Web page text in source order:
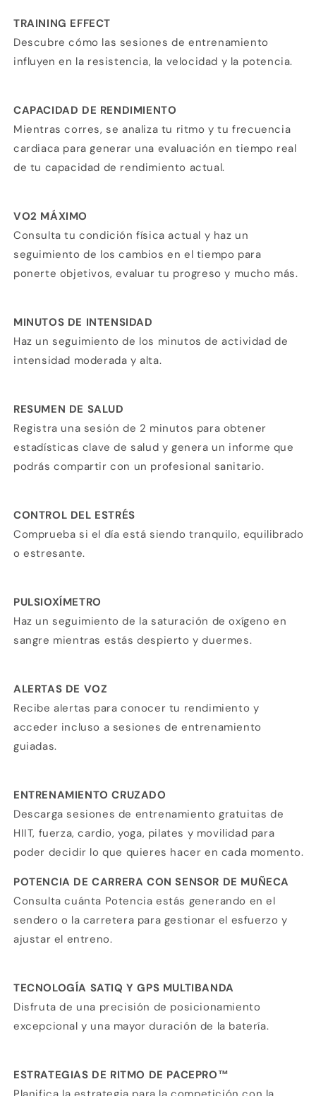
TRAINING EFFECT
Descubre cómo las sesiones de entrenamiento
influyen en la resistencia, la velocidad y la potencia.
CAPACIDAD DE RENDIMIENTO
Mientras corres, se analiza tu ritmo y tu frecuencia
cardiaca para generar una evaluación en tiempo real
de tu capacidad de rendimiento actual.
VO2 MÁXIMO
Consulta tu condición física actual y haz un
seguimiento de los cambios en el tiempo para
ponerte objetivos, evaluar tu progreso y mucho más.
MINUTOS DE INTENSIDAD
Haz un seguimiento de los minutos de actividad de
intensidad moderada y alta.
RESUMEN DE SALUD
Registra una sesión de 2 minutos para obtener
estadísticas clave de salud y genera un informe que
podrás compartir con un profesional sanitario.
CONTROL DEL ESTRÉS
Comprueba si el día está siendo tranquilo, equilibrado
o estresante.
PULSIOXÍMETRO
Haz un seguimiento de la saturación de oxígeno en
sangre mientras estás despierto y duermes.
ALERTAS DE VOZ
Recibe alertas para conocer tu rendimiento y
acceder incluso a sesiones de entrenamiento
guiadas.
ENTRENAMIENTO CRUZADO
Descarga sesiones de entrenamiento gratuitas de
HIIT, fuerza, cardio, yoga, pilates y movilidad para
poder decidir lo que quieres hacer en cada momento.
POTENCIA DE CARRERA CON SENSOR DE MUÑECA
Consulta cuánta Potencia estás generando en el
sendero o la carretera para gestionar el esfuerzo y
ajustar el entreno.
TECNOLOGÍA SATIQ Y GPS MULTIBANDA
Disfruta de una precisión de posicionamiento
excepcional y una mayor duración de la batería.
ESTRATEGIAS DE RITMO DE PACEPRO™